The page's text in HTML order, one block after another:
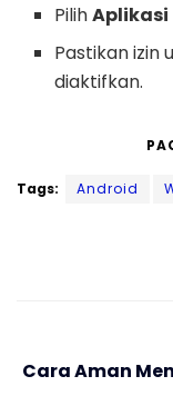
PilihAplikasi
Pastikan izin
diaktifkan.
Tags: Android
Cara Aman